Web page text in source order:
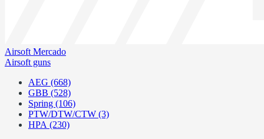
Airsoft Mercado
Airsoft guns
AEG (668)
GBB (528)
Spring (106)
PTW/DTW/CTW (3)
HPA (230)